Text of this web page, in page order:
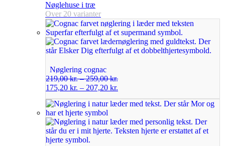
Nøglehuse i træ
Over 20 varianter
Nøglering cognac
219,00kr.–259,00kr.
175,20 kr. – 207,20 kr.